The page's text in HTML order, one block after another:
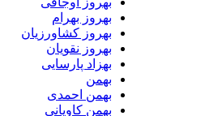
بهروز بهرام
بهروز کشاورزیان
بهروز نقویان
بهزاد پارسایی
بهمن
بهمن احمدی
بهمن کاویانی